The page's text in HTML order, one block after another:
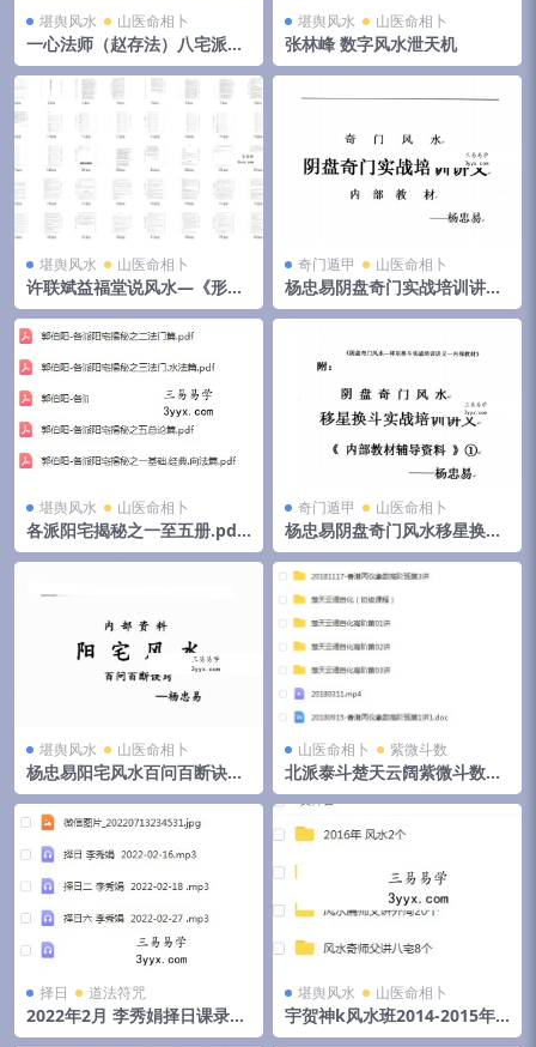
堪舆风水 山医命相卜
一心法师（赵存法）八宅派风
水案例讲解
堪舆风水 山医命相卜
张林峰 数字风水泄天机
堪舆风水 山医命相卜
许联斌益福堂说风水—《形派
峦体风水案例合集》，4册共5
00页 夸克网盘下载
奇门遁甲 山医命相卜
杨忠易阴盘奇门实战培训讲义.
pdf 174页高清电子版 百度云
堪舆风水 山医命相卜
各派阳宅揭秘之一至五册.pdf
郭伯阳 百度云下载！
奇门遁甲 山医命相卜
杨忠易阴盘奇门风水移星换斗
实战培训讲义.pdf 92页 百度
云
堪舆风水 山医命相卜
杨忠易阳宅风水百问百断诀窍
132页.pdf 资料合集 百度云下
载！
山医命相卜 紫微斗数
北派泰斗楚天云阔紫微斗数自
化高级班课程视频+录音+资料
择日 道法符咒
2022年2月 李秀娟择日课录音
和物品丢失怎么找
堪舆风水 山医命相卜
宇贺神k风水班2014-2015年
初文字记录.pdf 夸克网盘下载